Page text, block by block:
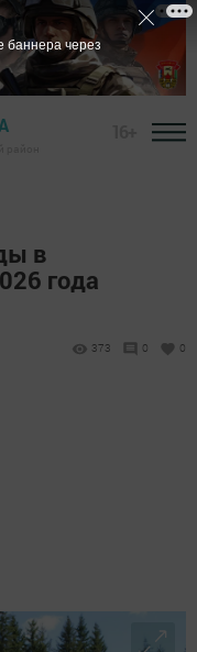
в
года
373 0 0
баннера через